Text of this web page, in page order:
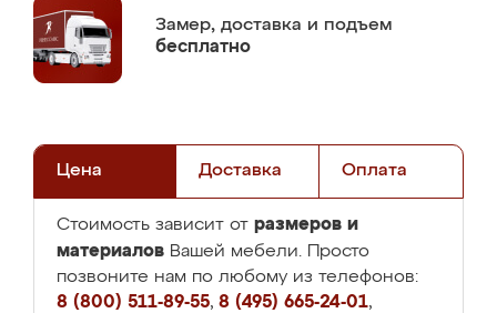
Замер, доставка и подъем
бесплатно
Цена Доставка Оплата
Стоимость зависит от размеров и
материалов Вашей мебели. Просто
позвоните нам по любому из телефонов:
8 (800) 511-89-55, 8 (495) 665-24-01,